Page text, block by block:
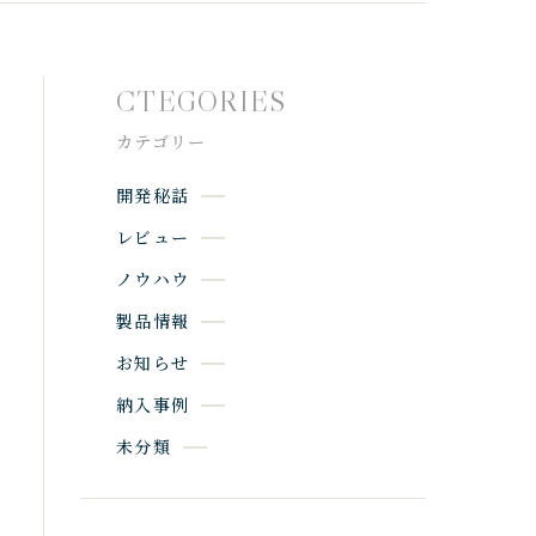
CTEGORIES
カテゴリー
開発秘話
レビュー
ノウハウ
製品情報
お知らせ
納入事例
未分類